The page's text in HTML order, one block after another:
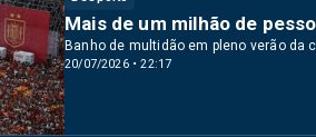
20/07/2026 • 22:17
Mais de um milhão de
Banho de multidão em pleno verão